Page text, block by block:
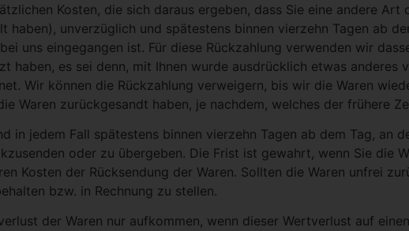
Kosten, die sich daraus ergeben, dass Sie eine andere
haben), unverzüglich und spätestens binnen vierzehn Tagen ab
uns eingegangen ist. Für diese Rückzahlung verwenden wir
haben, es sei denn, mit Ihnen wurde ausdrücklich etwas anderes
Wir können die Rückzahlung verweigern, bis wir die Waren
Waren zurückgesandt haben, je nachdem, welches der frühere
in jedem Fall spätestens binnen vierzehn Tagen ab dem Tag, an
oder zu übergeben. Die Frist ist gewahrt, wenn Sie die
Kosten der Rücksendung der Waren. Sollten die Waren unfrei
bzw. in Rechnung zu stellen.
der Waren nur aufkommen, wenn dieser Wertverlust auf